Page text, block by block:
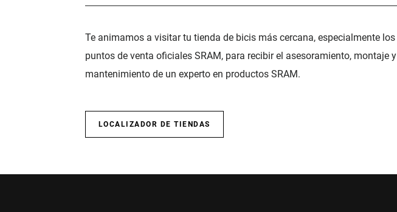
Te animamos a visitar tu tienda de bicis más cercana, especialmente los
puntos de venta oficiales SRAM, para recibir el asesoramiento, montaje y
mantenimiento de un experto en productos SRAM.
LOCALIZADOR DE TIENDAS